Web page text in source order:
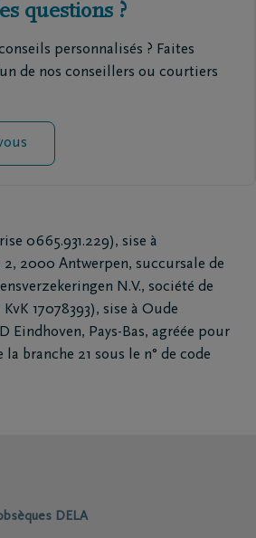
questions ?
personnalisés ? Faites
de nos conseillers ou courtiers
0665.931.229), sise à
2000 Antwerpen, succursale de
N.V., société de
17078393), sise à Oude
Eindhoven, Pays-Bas, agréée pour
la branche 21 sous le n° de code
DELA